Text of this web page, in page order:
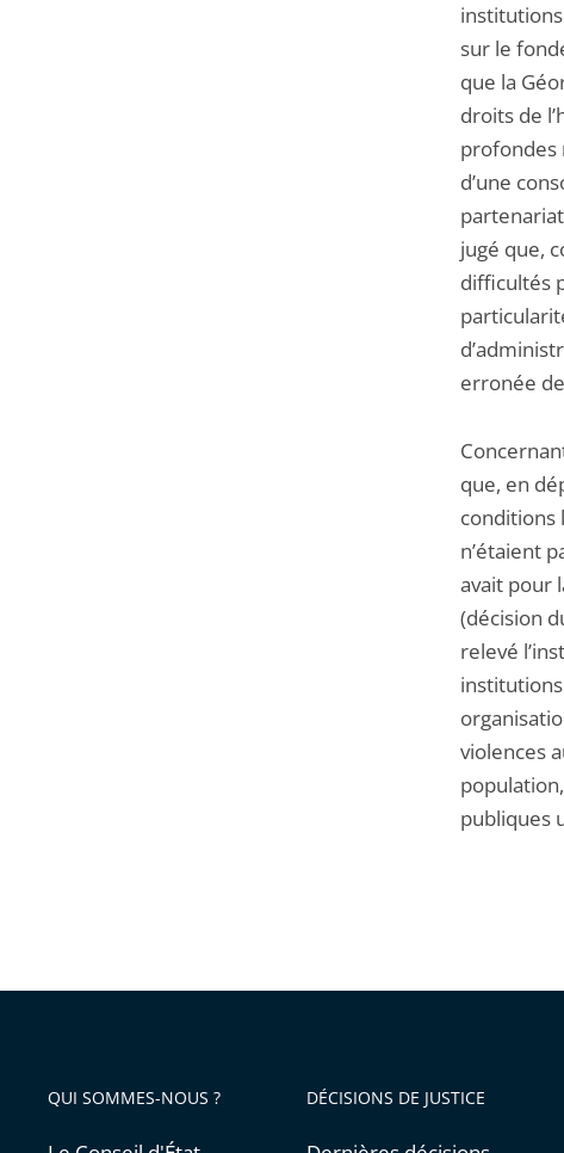
sur le
que la
droits de
profondes
d’une
jugé que,
difficultés
erronée
que, en
conditions
n’étaient
avait pour
(décision
relevé
violences
publiques
QUI SOMMES-NOUS ? DÉCISIONS DE JUSTICE